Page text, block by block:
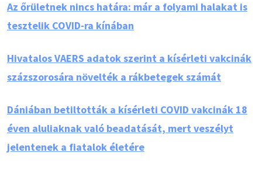
Az őrületnek nincs határa: már a folyami halakat is
tesztelik COVID-ra kínában
Hivatalos VAERS adatok szerint a kísérleti vakcinák
százszorosára növelték a rákbetegek számát
Dániában betiltották a kísérleti COVID vakcinák 18
éven aluliaknak való beadatását, mert veszélyt
jelentenek a fiatalok életére